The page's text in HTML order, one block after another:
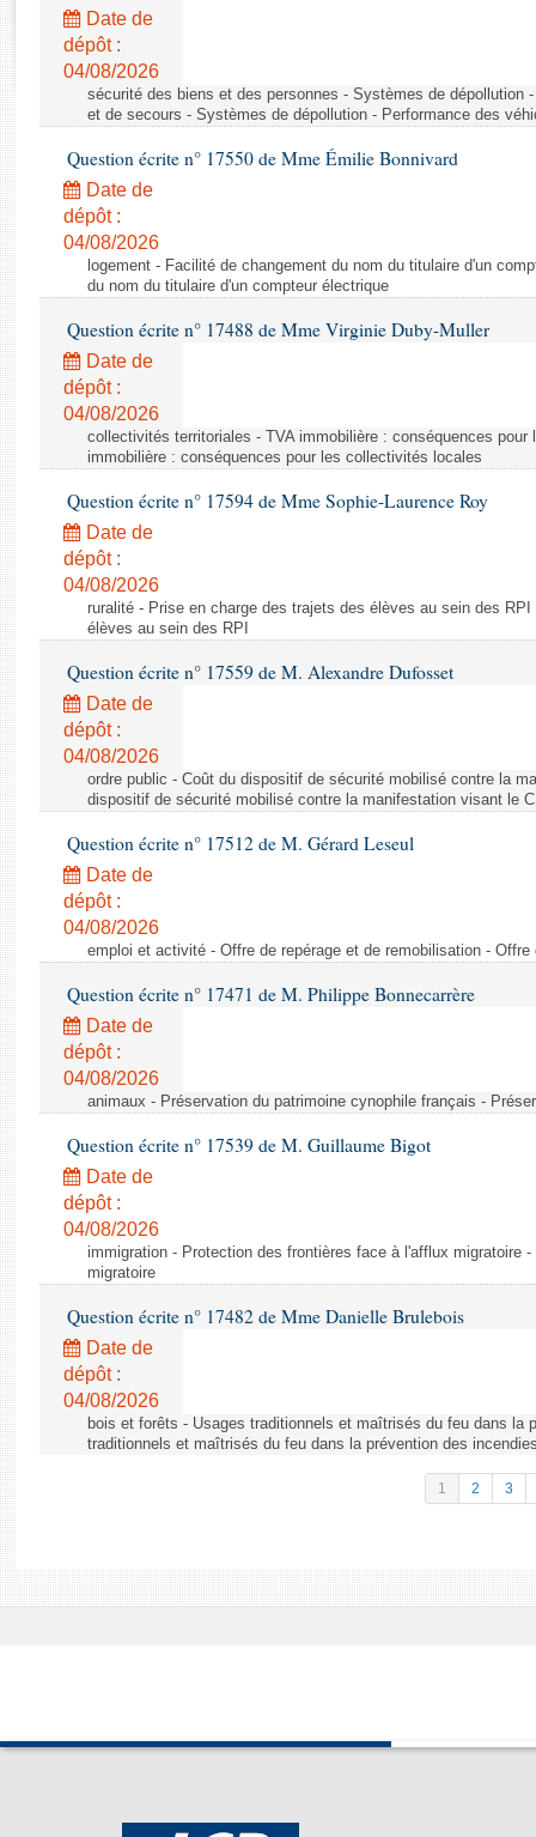
Rapports législatifs
Rapports sur l'application des lois
Baromètre de l’application des lois
Dossiers législatifs
Budget et sécurité sociale
Questions écrites et orales
Comptes rendus des débats
Date de
dépôt :
04/08/2026
sécurité des biens et des personnes - Systèmes de dépollution
et de secours - Systèmes de dépollution - Performance des
Question écrite n° 17550 de Mme Émilie Bonnivard
Date de
dépôt :
04/08/2026
logement - Facilité de changement du nom du titulaire d'un
du nom du titulaire d'un compteur électrique
Question écrite n° 17488 de Mme Virginie Duby-Muller
Date de
dépôt :
04/08/2026
collectivités territoriales - TVA immobilière : conséquences
immobilière : conséquences pour les collectivités locales
Question écrite n° 17594 de Mme Sophie-Laurence Roy
Date de
dépôt :
04/08/2026
ruralité - Prise en charge des trajets des élèves au sein des
élèves au sein des RPI
Question écrite n° 17559 de M. Alexandre Dufosset
Date de
dépôt :
04/08/2026
ordre public - Coût du dispositif de sécurité mobilisé contre la
dispositif de sécurité mobilisé contre la manifestation visant le
Question écrite n° 17512 de M. Gérard Leseul
Date de
dépôt :
04/08/2026
emploi et activité - Offre de repérage et de remobilisation -
Question écrite n° 17471 de M. Philippe Bonnecarrère
Date de
dépôt :
04/08/2026
animaux - Préservation du patrimoine cynophile français -
Question écrite n° 17539 de M. Guillaume Bigot
Date de
dépôt :
04/08/2026
immigration - Protection des frontières face à l'afflux migratoire
migratoire
Question écrite n° 17482 de Mme Danielle Brulebois
Date de
dépôt :
04/08/2026
bois et forêts - Usages traditionnels et maîtrisés du feu dans la
traditionnels et maîtrisés du feu dans la prévention des
1 2 3